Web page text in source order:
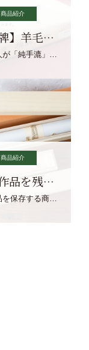
商品紹介
【鳳王牌】羊毛筆×濃墨での揮毫に最適な宣紙系画仙紙
熟練の職人が「純手漉」で漉きあげる書画紙。宣紙を好まれるお客様向けの棉料単宣に漉きあげました。
商品紹介
大切な作品を残す作品保存商品
大事な作品を保存する商品を取りまとめてご紹介ます。